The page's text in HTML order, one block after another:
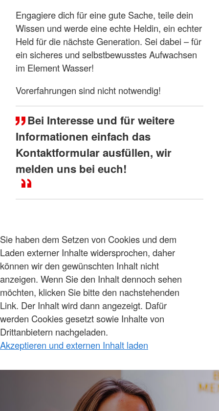
Engagiere dich für eine gute Sache, teile dein
Wissen und werde eine echte Heldin, ein echter
Held für die nächste Generation. Sei dabei – für
ein sicheres und selbstbewusstes Aufwachsen
im Element Wasser!
Vorerfahrungen sind nicht notwendig!
Bei Interesse und für weitere
Informationen einfach das
Kontaktformular ausfüllen, wir
melden uns bei euch!
Sie haben dem Setzen von Cookies und dem
Laden externer Inhalte widersprochen, daher
können wir den gewünschten Inhalt nicht
anzeigen. Wenn Sie den Inhalt dennoch sehen
möchten, klicken Sie bitte den nachstehenden
Link. Der Inhalt wird dann angezeigt. Dafür
werden Cookies gesetzt sowie Inhalte von
Drittanbietern nachgeladen.
Akzeptieren und externen Inhalt laden